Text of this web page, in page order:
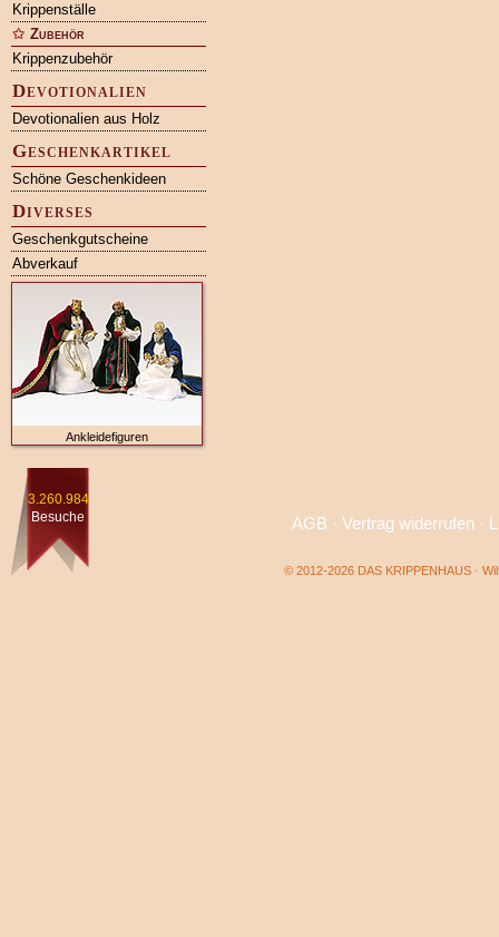
Krippenställe
Zubehör
Krippenzubehör
Devotionalien
Devotionalien aus Holz
Geschenkartikel
Schöne Geschenkideen
Diverses
Geschenkgutscheine
Abverkauf
Ankleidefiguren
3.260.984
Besuche
AGB · Vertrag widerrufen·
© 2012-2026 DAS KRIPPENHAUS ·